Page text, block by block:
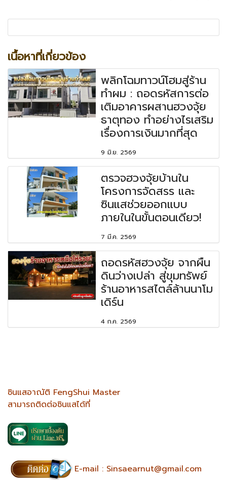
เนื้อหาที่เกี่ยวข้อง
พลิกโฉมทาวน์โฮมสู่ร้าน
ทำผม : ถอดรหัสการต่อ
เติมอาคารผสานฮวงจุ้ย
ธาตุทอง ทำอย่างไรเสริม
เรื่องการเงินมากที่สุด
9 มิ.ย. 2569
ตรวจฮวงจุ้ยบ้านใน
โครงการจัดสรร และ
ซินแสช่วยออกแบบ
ภายในในขั้นตอนเดียว!
7 มี.ค. 2569
ถอดรหัสฮวงจุ้ย จากผืน
ดินว่างเปล่า สู่ขุมทรัพย์
ร้านอาหารสไตล์ล้านนาโม
เดิร์น
4 ก.ค. 2569
ซินแสอาณัติ FengShui Master
สามารถติดต่อซินแสได้ที่
E-mail : Sinsaearnut@gmail.com